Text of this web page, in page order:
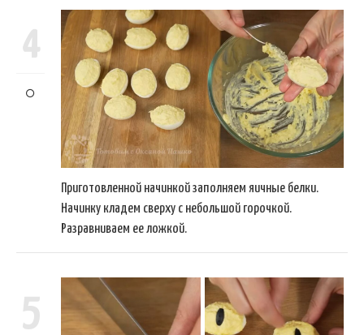
4
Приготовленной начинкой заполняем яичные белки.
Начинку кладем сверху с небольшой горочкой.
Разравниваем ее ложкой.
5